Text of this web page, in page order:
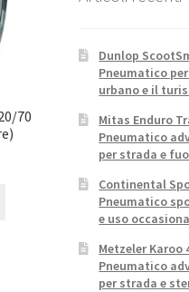
70
Dunlop
Pneumatico
urbano e il
Mitas Enduro
Pneumatico
per strada e
Continental
Pneumatico
e uso
Metzeler Karoo
Pneumatico
per strada e